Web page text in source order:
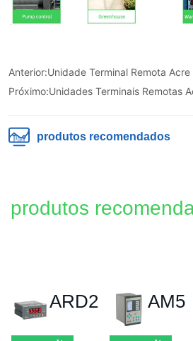
Anterior:Unidade Terminal Remota Acre
Próximo:Unidades Terminais Remotas
produtos recomendados